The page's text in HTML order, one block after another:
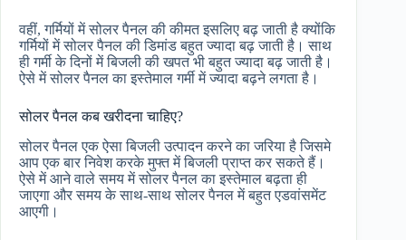
वहीं, गर्मियों में सोलर पैनल की कीमत इसलिए बढ़ जाती है क्योंकि
गर्मियों में सोलर पैनल की डिमांड बहुत ज्यादा बढ़ जाती है। साथ
ही गर्मी के दिनों में बिजली की खपत भी बहुत ज्यादा बढ़ जाती है।
ऐसे में सोलर पैनल का इस्तेमाल गर्मी में ज्यादा बढ़ने लगता है।
सोलर पैनल कब खरीदना चाहिए?
सोलर पैनल एक ऐसा बिजली उत्पादन करने का जरिया है जिसमे
आप एक बार निवेश करके मुफ्त में बिजली प्राप्त कर सकते हैं।
ऐसे में आने वाले समय में सोलर पैनल का इस्तेमाल बढ़ता ही
जाएगा और समय के साथ-साथ सोलर पैनल में बहुत एडवांसमेंट
आएगी।